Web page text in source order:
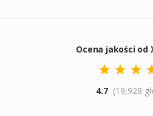
Ocena jakości od
4.7 (19,928